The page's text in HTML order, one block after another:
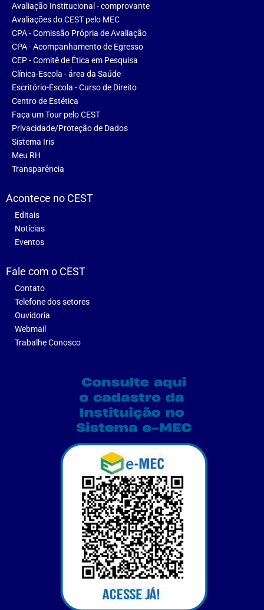
Avaliação Institucional - comprovante
Avaliações do CEST pelo MEC
CPA - Comissão Própria de Avaliação
CPA - Acompanhamento de Egresso
CEP - Comitê de Ética em Pesquisa
Clínica-Escola - área da Saúde
Escritório-Escola - Curso de Direito
Centro de Estética
Faça um Tour pelo CEST
Privacidade/Proteção de Dados
Sistema Iris
Meu RH
Transparência
Acontece no CEST
Editais
Notícias
Eventos
Fale com o CEST
Contato
Telefone dos setores
Ouvidoria
Webmail
Trabalhe Conosco